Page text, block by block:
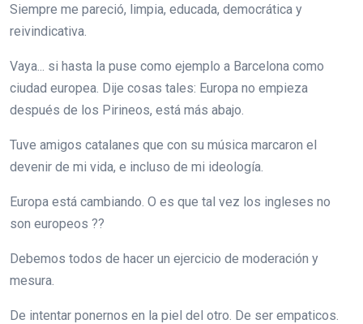
Siempre me pareció, limpia, educada, democrática y
reivindicativa.
Vaya... si hasta la puse como ejemplo a Barcelona como
ciudad europea. Dije cosas tales: Europa no empieza
después de los Pirineos, está más abajo.
Tuve amigos catalanes que con su música marcaron el
devenir de mi vida, e incluso de mi ideología.
Europa está cambiando. O es que tal vez los ingleses no
son europeos ??
Debemos todos de hacer un ejercicio de moderación y
mesura.
De intentar ponernos en la piel del otro. De ser empaticos.